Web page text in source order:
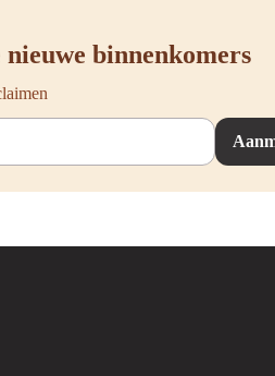
je klaar om te investeren in een
onze persoonlijke aanpak luisteren
of een complete
draagt Offeco bij aan een
opknappen of een nieuwe bestemming
zoek naar een specifieke
vind je een zorgvuldig geselecteerd
je graag een bureaustoel van een ander
binnenkomers